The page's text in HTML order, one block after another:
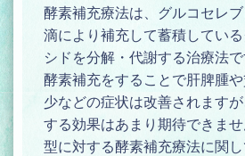
酵素補充療法は、グルコセレ
滴により補充して蓄積してい
シドを分解・代謝する治療法
酵素補充をすることで肝脾腫
少などの症状は改善されます
する効果はあまり期待できま
型に対する酵素補充療法に関